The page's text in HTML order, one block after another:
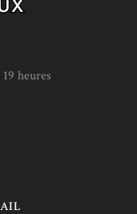
heures